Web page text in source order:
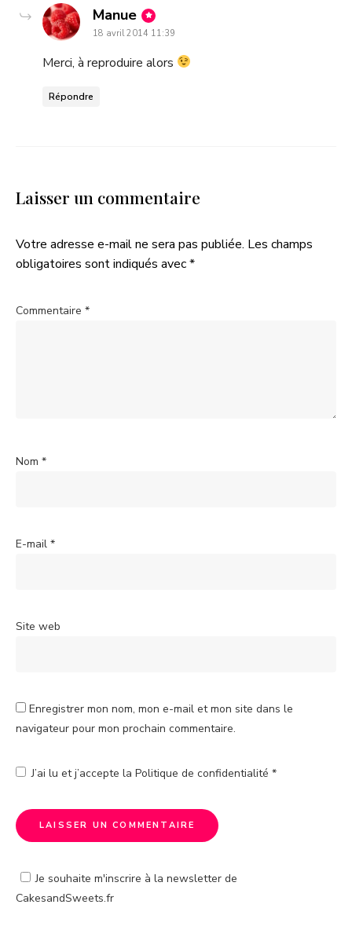
Manue
dit
:
18 avril 2014 11:39
Merci, à reproduire alors
Répondre
Laisser un commentaire
Votre adresse e-mail ne sera pas publiée. Les champs
obligatoires sont indiqués avec*
Commentaire *
Nom *
E-mail *
Site web
Enregistrer mon nom, mon e-mail et mon site dans le
navigateur pour mon prochain commentaire.
J’ai lu et j’accepte la Politique de confidentialité *
Je souhaite m'inscrire à la newsletter de
CakesandSweets.fr